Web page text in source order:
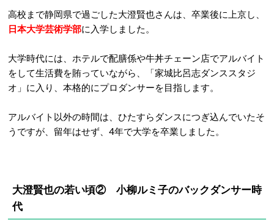
高校まで静岡県で過ごした大澄賢也さんは、卒業後に上京し、
日本大学芸術学部に入学しました。
大学時代には、ホテルで配膳係や牛丼チェーン店でアルバイト
をして生活費を賄っていながら、「家城比呂志ダンススタジ
オ」に入り、本格的にプロダンサーを目指します。
アルバイト以外の時間は、ひたすらダンスにつぎ込んでいたそ
うですが、留年はせず、4年で大学を卒業しました。
大澄賢也の若い頃② 小柳ルミ子のバックダンサー時
代